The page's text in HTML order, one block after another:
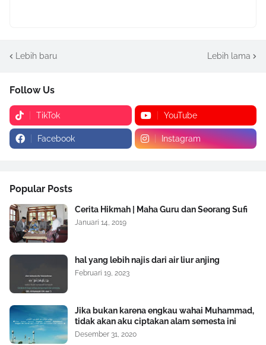
Lebih baru Lebih lama
Follow Us
TikTok YouTube
Facebook Instagram
Popular Posts
Cerita Hikmah | Maha Guru dan Seorang Sufi
Januari 14, 2019
hal yang lebih najis dari air liur anjing
Februari 19, 2023
Jika bukan karena engkau wahai Muhammad,
tidak akan aku ciptakan alam semesta ini
Desember 31, 2020